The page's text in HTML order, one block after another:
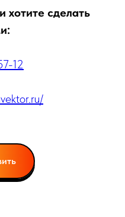
хотите сделать
12